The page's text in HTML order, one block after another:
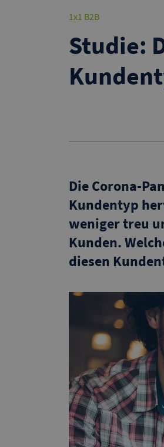
1x1 B2B
Studie:
Die Corona-
Kundentyp
weniger treu
Kunden.
diesen